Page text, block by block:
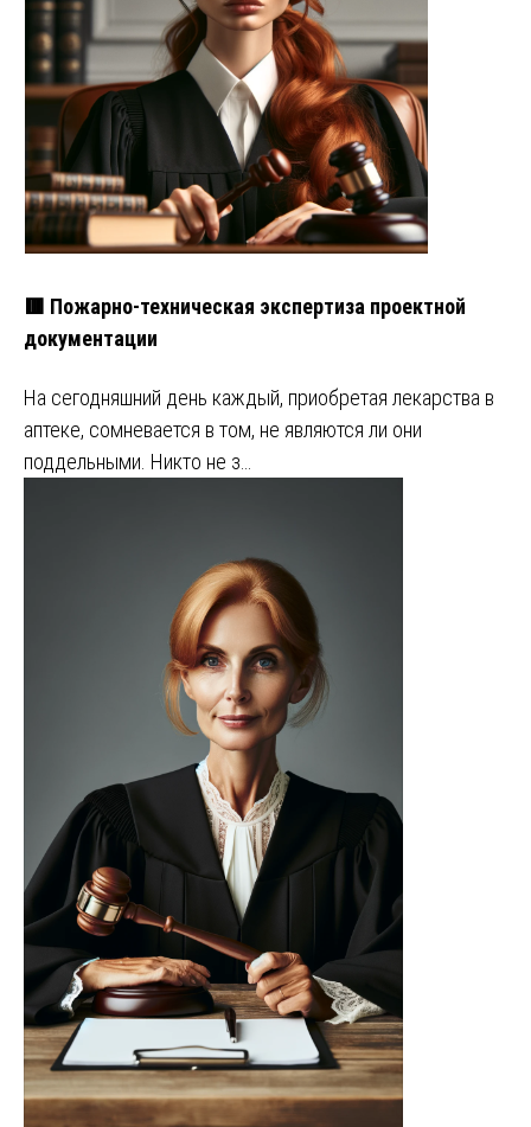
🟥 Пожарно-техническая экспертиза проектной
документации
На сегодняшний день каждый, приобретая лекарства в
аптеке, сомневается в том, не являются ли они
поддельными. Никто не з…